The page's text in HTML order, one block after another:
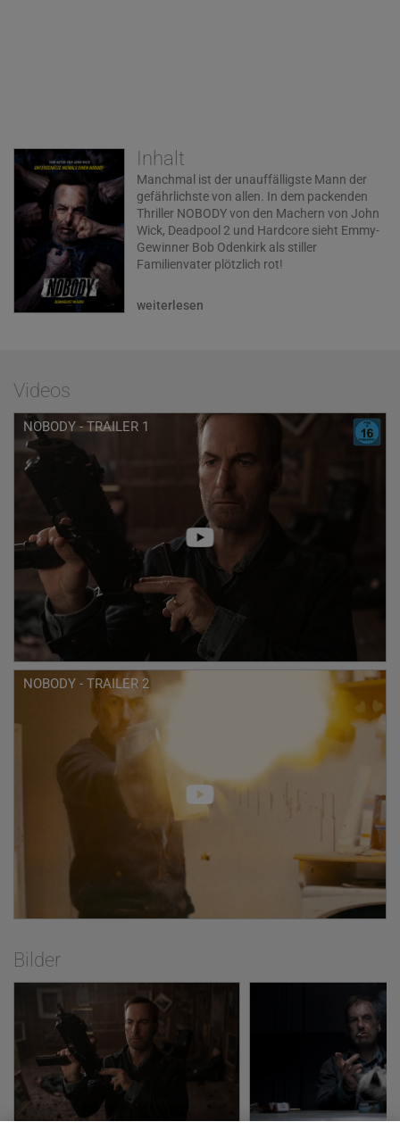
Inhalt
Manchmal ist der unauffälligste Mann der
gefährlichste von allen. In dem packenden
Thriller NOBODY von den Machern von John
Wick, Deadpool 2 und Hardcore sieht Emmy-
Gewinner Bob Odenkirk als stiller
Familienvater plötzlich rot!
Hutch Mansell ist ein typischer Niemand, den
Eskalation zu verhindern. Davon ist sein
jugendlicher Sohn Blake (Gage Munroe)
schwer enttäuscht, und auch seine Frau
Becca (Connie Nielsen) entfernt sich in der
Folge nur noch mehr von ihm.
Doch tatsächlich ist dieser Vorfall der
Tropfen, der das Fass mit Hutchs lange
brütender Wut zum Überlaufen bringt –
dunkle Geheimnisse kommen zum Vorschein
und wecken seine tödlichen Instinkte.
Plötzlich begibt sich der unscheinbare Hutch
auf einen brutalen Feldzug, um seine Familie
vor einem gefährlichen Gegenspieler zu
retten (Aleksey Serebryakov) – unterschätze
niemals einen NOBODY.
Kultserienstar Bob Odenkirk (Better Call Saul,
Breaking Bad) beeindruckt in NOBODY als
unerwartet tödlicher Held. An seiner Seite
spielen neben Connie Nielsen (Wonder
Woman) und Gage Munroe (Die Hütte – Ein
Wochenende mit Gott) außerdem der
dreifache Emmy-Preisträger Christopher
Lloyd (Zurück in die Zukunft I-III, Sin City: A
Dame to Kill For) sowie Multitalent RZA (G.I.
Joe – Die Abrechnung). Der russische
Schauspieler Aleksey Serebryakov (Oscar®-
Beitrag Leviathan) ist als brutaler Schurke zu
Kolstad, Schöpfer des kompromisslosen
John-Wick-Franchise. Für die Produktion
zeichnen Kelly McCormick und David Leitch
(Fast & Furious: Hobbs & Shaw, Deadpool 2,
Atomic Blonde) verantwortlich sowie Braden
Aftergood (Hell or High Water, Lone Survivor),
Marc Provissiero (PEN15) und Odenkirk
weiterlesen
Videos
NOBODY - TRAILER 1
NOBODY - TRAILER 2
Bilder